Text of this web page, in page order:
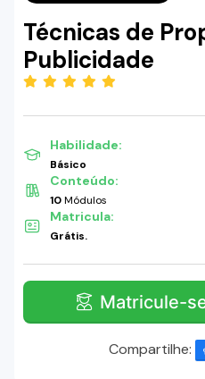
Técnicas de
Publicidade
Habilidade:
Básico
Conteúdo:
10Módulos
Matricula:
Grátis.
Matricule-
Compartilhe: